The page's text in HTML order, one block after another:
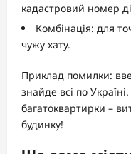
кадастровий номер
Комбінація: для
чужу хату.
Приклад помилки:
знайде всі по
багатоквартирки –
будинку!